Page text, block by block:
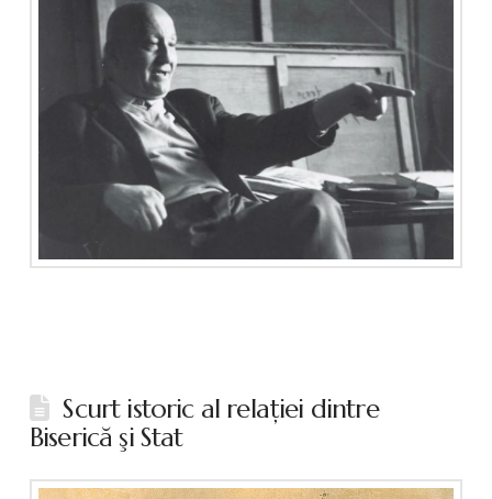
Scurt istoric al relaţiei dintre
Biserică şi Stat